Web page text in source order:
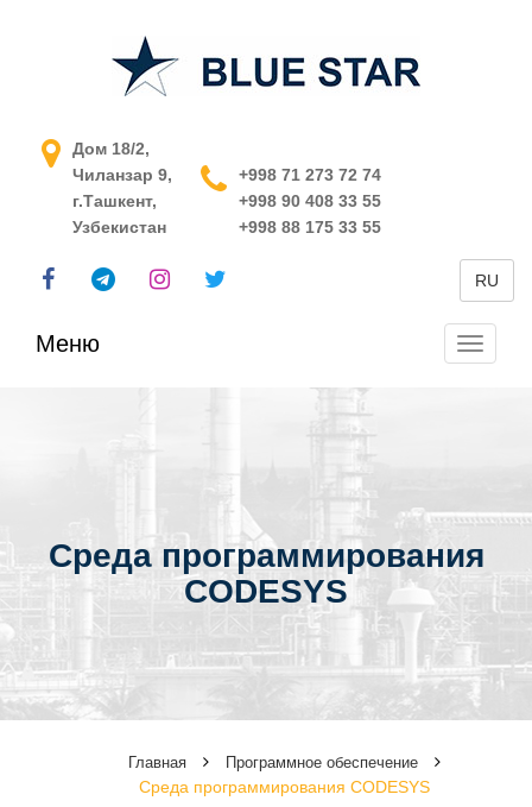
АСУ ТП в Узбекистане
Дом 18/2,
Чиланзар 9,
г.Ташкент,
Узбекистан
+998 71 273 72 74
+998 90 408 33 55
+998 88 175 33 55
RU
Меню
Среда программирования
CODESYS
Главная Программное обеспечение
Среда программирования CODESYS